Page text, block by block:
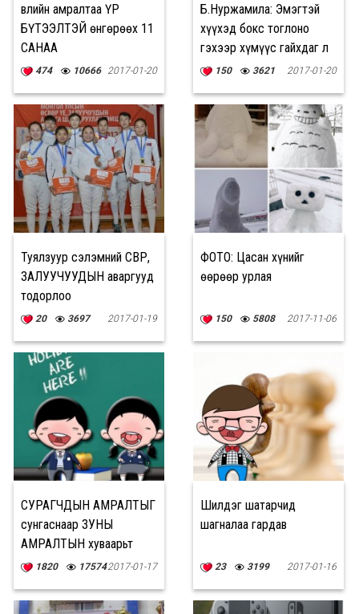
Өвлийн амралтаа ҮР
БҮТЭЭЛТЭЙ өнгөрөөх 11
САНАА
474 10666 2017-01-20
Б.Нуржамила: Эмэгтэй
хүүхэд бокс тоглоно
гэхээр хүмүүс гайхдаг л
юм150 3621 2017-01-20
Туялзуур сэлэмний ӨСВӨР,
ЗАЛУУЧУУДЫН аваргууд
тодорлоо
20 3697 2017-01-19
ФОТО: Цасан хүнийг
өөрөөр урлая
150 5808 2017-11-06
СУРАГЧДЫН АМРАЛТЫГ
сунгаснаар ЗУНЫ
АМРАЛТЫН хуваарьт
өөрчлөлт орохгүй
1820 175742017-01-17
Шилдэг шатарчид
шагналаа гардав
23 3199 2017-01-16